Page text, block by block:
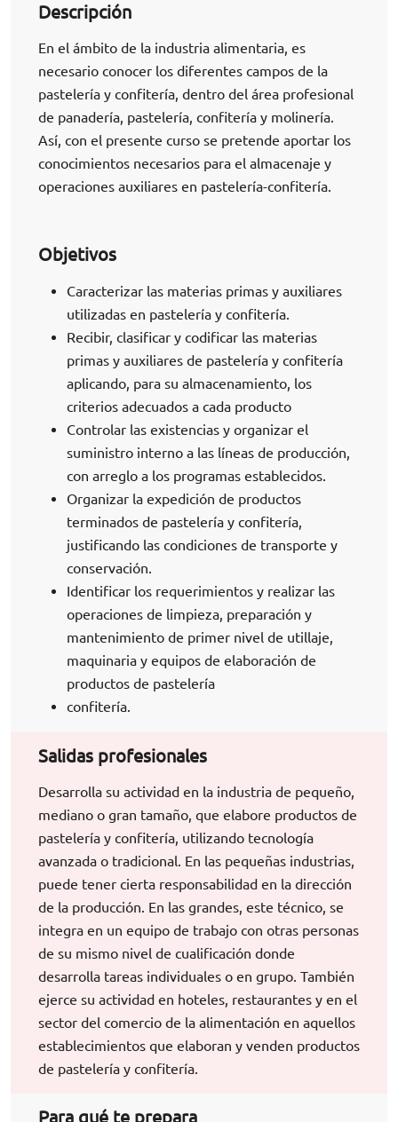
Descripción
En el ámbito de la industria alimentaria, es
necesario conocer los diferentes campos de la
pastelería y confitería, dentro del área profesional
de panadería, pastelería, confitería y molinería.
Así, con el presente curso se pretende aportar los
conocimientos necesarios para el almacenaje y
operaciones auxiliares en pastelería-confitería.
Objetivos
Caracterizar las materias primas y auxiliares
utilizadas en pastelería y confitería.
Recibir, clasificar y codificar las materias
primas y auxiliares de pastelería y confitería
aplicando, para su almacenamiento, los
criterios adecuados a cada producto
Controlar las existencias y organizar el
suministro interno a las líneas de producción,
con arreglo a los programas establecidos.
Organizar la expedición de productos
terminados de pastelería y confitería,
justificando las condiciones de transporte y
conservación.
Identificar los requerimientos y realizar las
operaciones de limpieza, preparación y
mantenimiento de primer nivel de utillaje,
maquinaria y equipos de elaboración de
productos de pastelería
confitería.
Salidas profesionales
Desarrolla su actividad en la industria de pequeño,
mediano o gran tamaño, que elabore productos de
pastelería y confitería, utilizando tecnología
avanzada o tradicional. En las pequeñas industrias,
puede tener cierta responsabilidad en la dirección
de la producción. En las grandes, este técnico, se
integra en un equipo de trabajo con otras personas
de su mismo nivel de cualificación donde
desarrolla tareas individuales o en grupo. También
ejerce su actividad en hoteles, restaurantes y en el
sector del comercio de la alimentación en aquellos
establecimientos que elaboran y venden productos
de pastelería y confitería.
Para qué te prepara